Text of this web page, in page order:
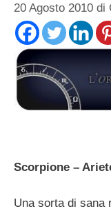
20 Agosto 2010 di
Scorpione –
Una sorta di sana